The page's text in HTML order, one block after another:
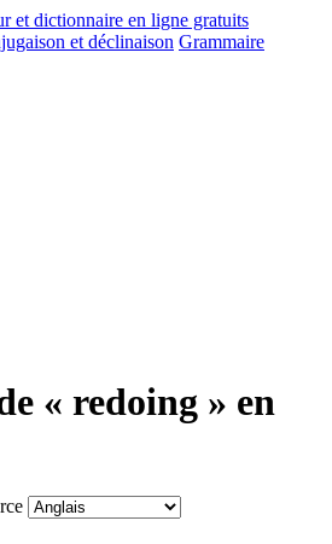
et déclinaison Grammaire
« redoing » en